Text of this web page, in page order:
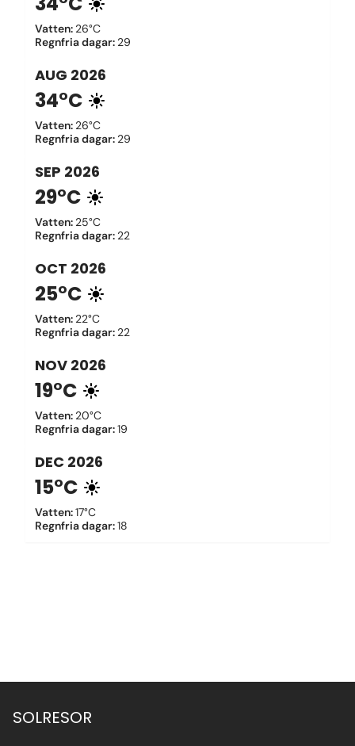
Vatten: 26°C
Regnfria dagar: 29
AUG 2026
34°C
Vatten: 26°C
Regnfria dagar: 29
SEP 2026
29°C
Vatten: 25°C
Regnfria dagar: 22
OCT 2026
25°C
Vatten: 22°C
Regnfria dagar: 22
NOV 2026
19°C
Vatten: 20°C
Regnfria dagar:19
DEC 2026
15°C
Vatten:17°C
Regnfria dagar:18
SOLRESOR